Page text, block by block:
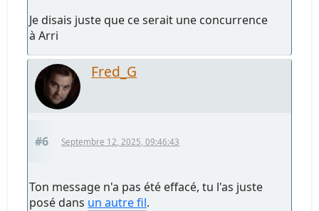
Je disais juste que ce serait une concurrence
à Arri
Fred_G
#6 Septembre 12, 2025, 09:46:43
Ton message n'a pas été effacé, tu l'as juste
posé dans un autre fil.